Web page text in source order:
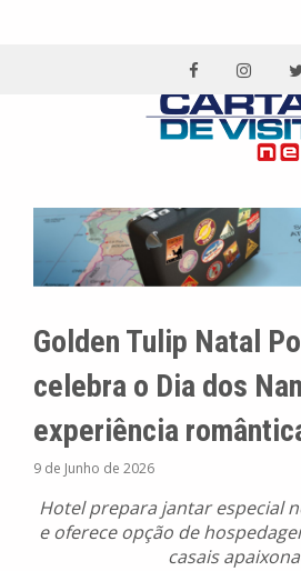
Golden Tulip Natal
celebra o Dia dos
experiência
9 de Junho de 2026
Hotel prepara jantar especial
e oferece opção de
casais